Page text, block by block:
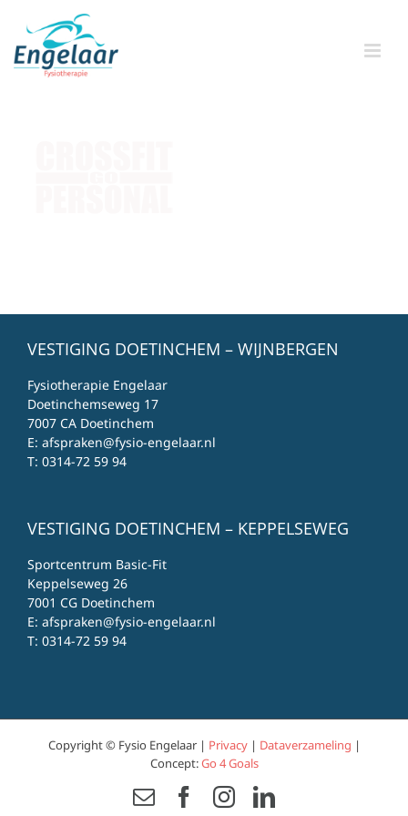
content
VESTIGING DOETINCHEM – WIJNBERGEN
Fysiotherapie Engelaar
Doetinchemseweg 17
7007 CA Doetinchem
E: afspraken@fysio-engelaar.nl
T: 0314-72 59 94
VESTIGING DOETINCHEM – KEPPELSEWEG
Sportcentrum Basic-Fit
Keppelseweg 26
7001 CG Doetinchem
E: afspraken@fysio-engelaar.nl
T: 0314-72 59 94
Copyright © Fysio Engelaar | Privacy| Dataverzameling |
Concept:Go 4 Goals
Email Facebook
Instagram
LinkedIn